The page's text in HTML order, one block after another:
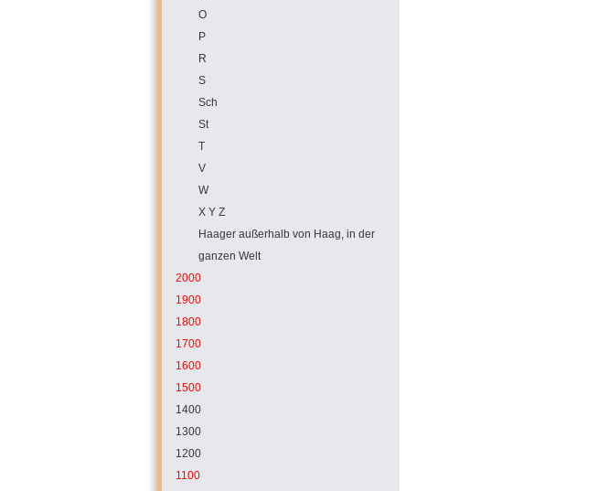
O
P
R
S
Sch
St
T
V
W
X Y Z
Haager außerhalb von Haag, in der
ganzen Welt
2000
1900
1800
1700
1600
1500
1400
1300
1200
1100